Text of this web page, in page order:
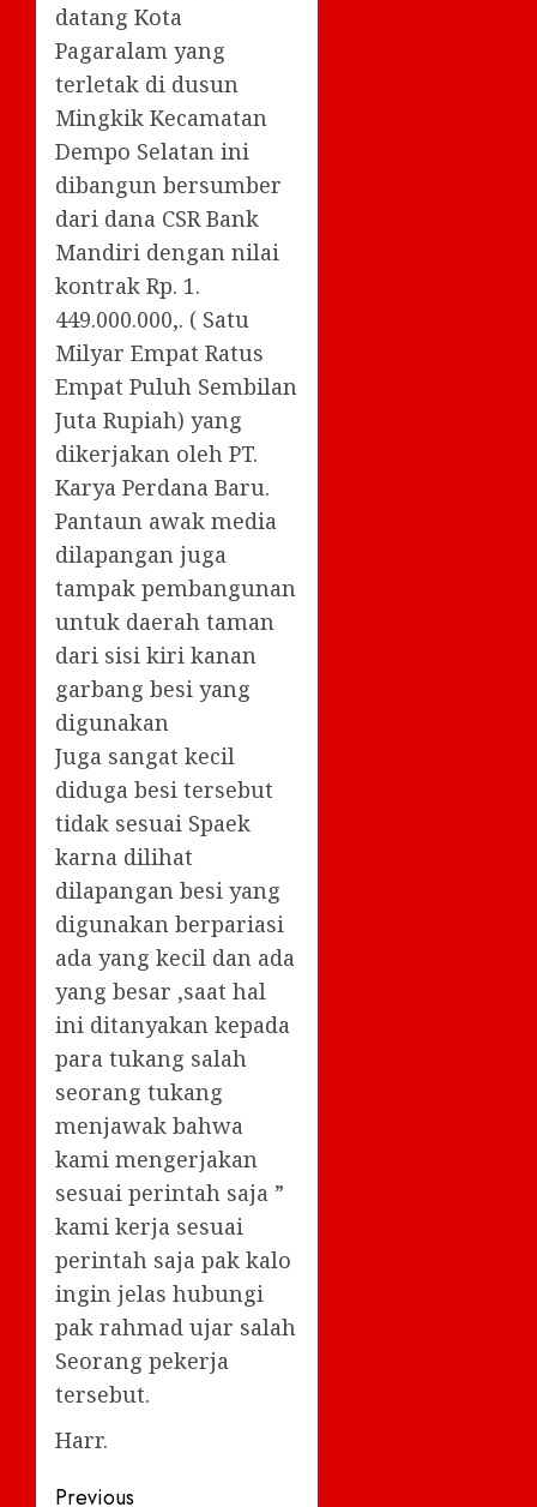
datang Kota
Pagaralam yang
terletak di dusun
Mingkik Kecamatan
Dempo Selatan ini
dibangun bersumber
dari dana CSR Bank
Mandiri dengan nilai
kontrak Rp. 1.
449.000.000,. ( Satu
Milyar Empat Ratus
Empat Puluh Sembilan
Juta Rupiah) yang
dikerjakan oleh PT.
Karya Perdana Baru.
Pantaun awak media
dilapangan juga
tampak pembangunan
untuk daerah taman
dari sisi kiri kanan
garbang besi yang
digunakan
Juga sangat kecil
diduga besi tersebut
tidak sesuai Spaek
karna dilihat
dilapangan besi yang
digunakan berpariasi
ada yang kecil dan ada
yang besar ,saat hal
ini ditanyakan kepada
para tukang salah
seorang tukang
menjawak bahwa
kami mengerjakan
sesuai perintah saja ”
kami kerja sesuai
perintah saja pak kalo
ingin jelas hubungi
pak rahmad ujar salah
Seorang pekerja
tersebut.
Harr.
Previous